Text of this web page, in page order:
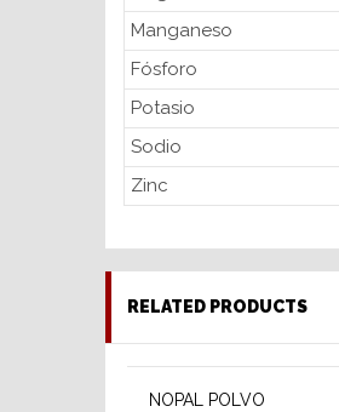
Manganeso
Fósforo
Potasio
Sodio
Zinc
RELATED PRODUCTS
NOPAL POLVO